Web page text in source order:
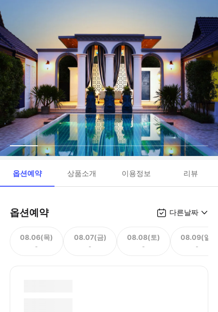
옵션예약 상품소개 이용정보 리뷰
옵션예약 다른날짜
08.06(목)
-
08.07(금)
-
08.08(토)
-
08.09(일)
-